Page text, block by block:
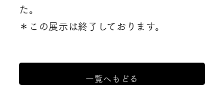
た。
＊この展示は終了しております。
一覧へもどる